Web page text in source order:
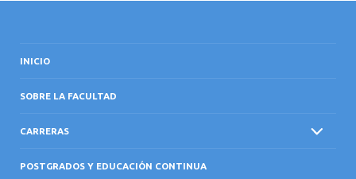
INICIO
SOBRE LA FACULTAD
CARRERAS
POSTGRADOS Y EDUCACIÓN CONTINUA